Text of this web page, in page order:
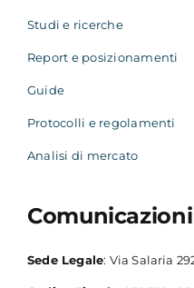
Studi e ricerche
Report e posizionamenti
Guide
Protocolli e regolamenti
Analisi di mercato
Comunicazioni
Sede Legale: Via Salaria